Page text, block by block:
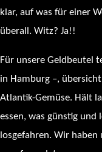
klar, auf was für einer
überall. Witz? Ja!!
Für unsere Geldbeutel
in Hamburg –,
Atlantik-Gemüse. Hält
essen, was günstig
losgefahren. Wir